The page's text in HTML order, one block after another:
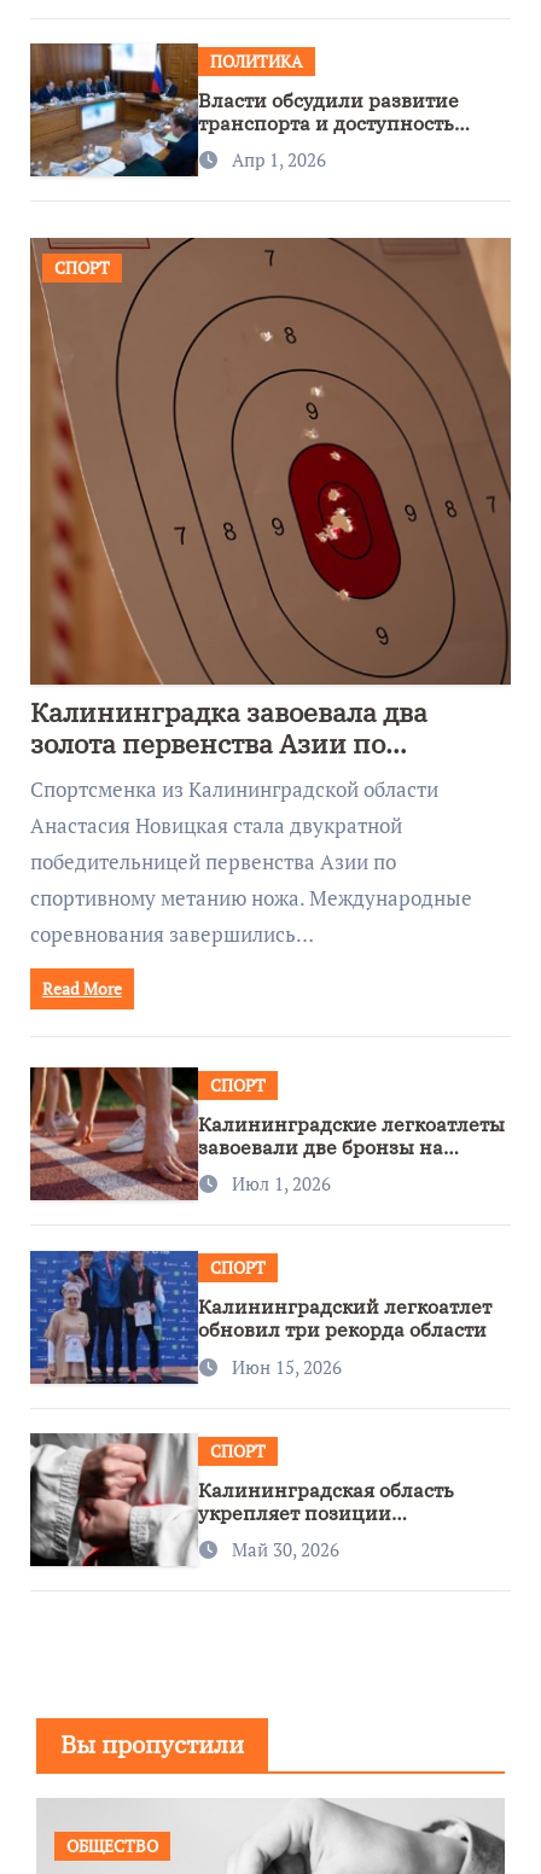
ПОЛИТИКА
Власти обсудили развитие
транспорта и доступность
региона
Апр 1, 2026
СПОРТ
Калининградка завоевала два
золота первенства Азии по
метанию ножа
Спортсменка из Калининградской области
Анастасия Новицкая стала двукратной
победительницей первенства Азии по
спортивному метанию ножа. Международные
соревнования завершились…
Read More
СПОРТ
Калининградские легкоатлеты
завоевали две бронзы на
первенстве России
Июл 1, 2026
СПОРТ
Калининградский легкоатлет
обновил три рекорда области
Июн 15, 2026
СПОРТ
Калининградская область
укрепляет позиции
спортивного региона
Май 30, 2026
Вы пропустили
ОБЩЕСТВО